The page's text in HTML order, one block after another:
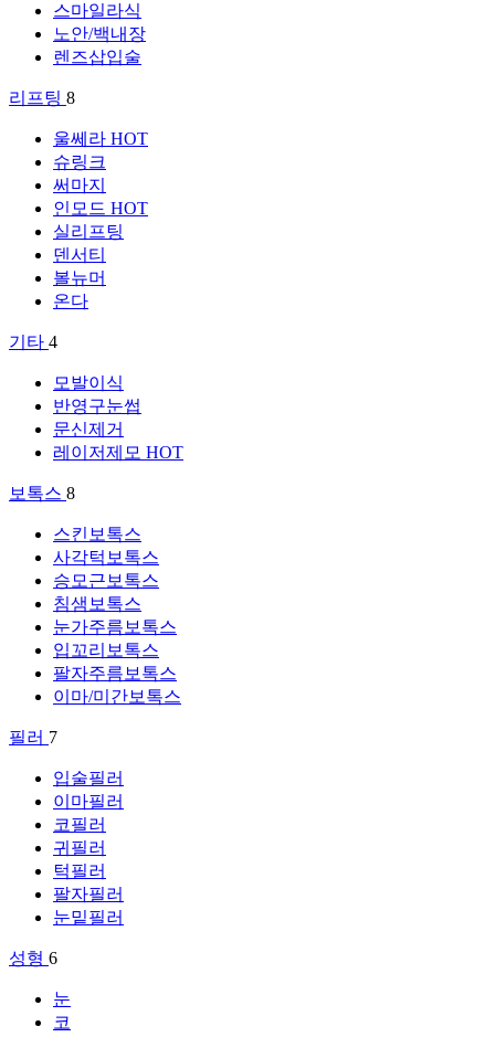
스마일라식
노안/백내장
렌즈삽입술
리프팅 8
울쎄라 HOT
슈링크
써마지
인모드 HOT
실리프팅
덴서티
볼뉴머
온다
기타 4
모발이식
반영구눈썹
문신제거
레이저제모 HOT
보톡스 8
스킨보톡스
사각턱보톡스
승모근보톡스
침샘보톡스
눈가주름보톡스
입꼬리보톡스
팔자주름보톡스
이마/미간보톡스
필러 7
입술필러
이마필러
코필러
귀필러
턱필러
팔자필러
눈밑필러
성형 6
눈
코